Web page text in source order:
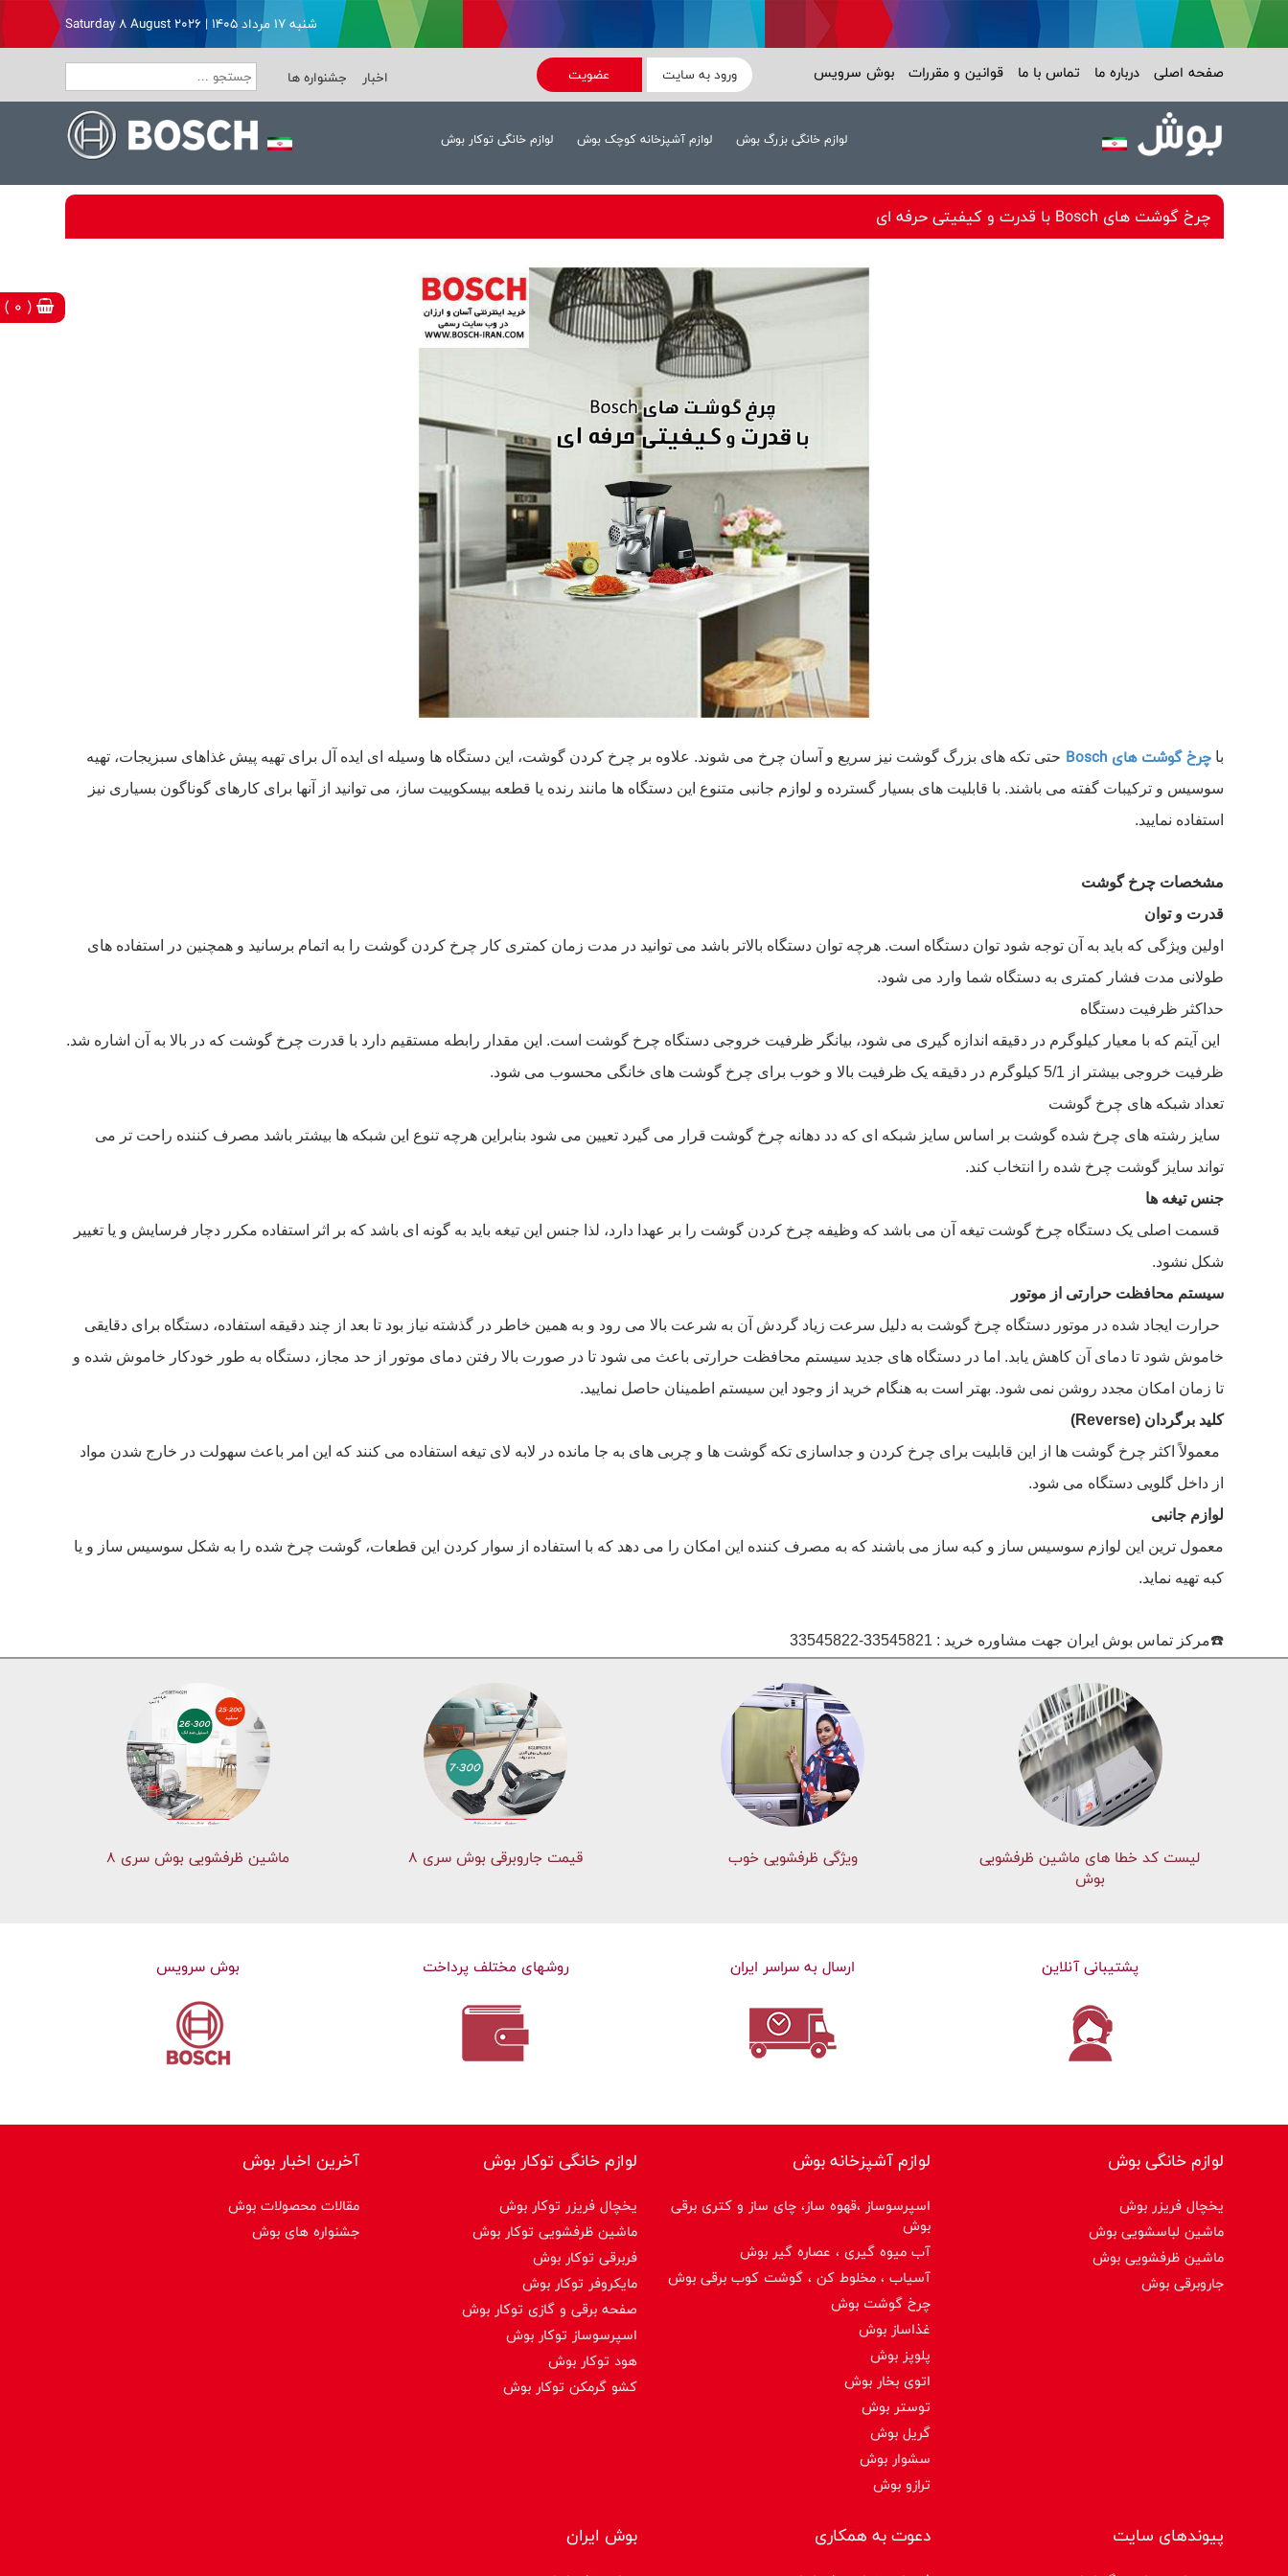
( 0 )
شنبه ۱۷ مرداد ۱۴۰۵ | Saturday 8 August 2026
صفحه اصلی درباره ما تماس با ما قوانین و مقررات بوش سرویس ورود به سایت عضویت اخبار جشنواره ها
لوازم خانگی بزرگ بوش لوازم آشپزخانه کوچک بوش لوازم خانگی توکار بوش
چرخ گوشت های Bosch با قدرت و کیفیتی حرفه‌ ای
باچرخ گوشت‌ های Bosch
حتی تکه‌ های بزرگ گوشت نیز سریع و آسان چرخ می شوند. علاوه بر چرخ کردن گوشت، این دستگاه ها وسیله ای ایده آل برای تهیه پیش غذاهای سبزیجات، تهیه
سوسیس و ترکیبات گفته می باشند. با قابلیت‌ های بسیار گسترده و لوازم جانبی متنوع این دستگاه ها مانند رنده یا قطعه بیسکوییت‌ ساز، می‌ توانید از آنها برای کارهای گوناگون بسیاری نیز
استفاده نمایید.
مشخصات چرخ گوشت
قدرت و توان
اولین ویژگی که باید به آن توجه شود توان دستگاه است. هرچه توان دستگاه بالاتر باشد می توانید در مدت زمان کمتری کار چرخ کردن گوشت را به اتمام برسانید و همچنین در استفاده های
طولانی مدت فشار کمتری به دستگاه شما وارد می شود.
حداکثر ظرفیت دستگاه
این آیتم که با معیار کیلوگرم در دقیقه اندازه گیری می شود، بیانگر ظرفیت خروجی دستگاه چرخ گوشت است. این مقدار رابطه مستقیم دارد با قدرت چرخ گوشت که در بالا به آن اشاره شد.
ظرفیت خروجی بیشتر از 5/1 کیلوگرم در دقیقه یک ظرفیت بالا و خوب برای چرخ گوشت های خانگی محسوب می شود.
تعداد شبکه های چرخ گوشت
سایز رشته های چرخ شده گوشت بر اساس سایز شبکه ای که دد دهانه چرخ گوشت قرار می گیرد تعیین می شود بنابراین هرچه تنوع این شبکه ها بیشتر باشد مصرف کننده راحت تر می
تواند سایز گوشت چرخ شده را انتخاب کند.
جنس تیغه ها
قسمت اصلی یک دستگاه چرخ گوشت تیغه آن می باشد که وظیفه چرخ کردن گوشت را بر عهدا دارد، لذا جنس این تیغه باید به گونه ای باشد که بر اثر استفاده مکرر دچار فرسایش و یا تغییر
شکل نشود.
سیستم محافظت حرارتی از موتور
حرارت ایجاد شده در موتور دستگاه چرخ گوشت به دلیل سرعت زیاد گردش آن به شرعت بالا می رود و به همین خاطر در گذشته نیاز بود تا بعد از چند دقیقه استفاده، دستگاه برای دقایقی
خاموش شود تا دمای آن کاهش یابد. اما در دستگاه های جدید سیستم محافظت حرارتی باعث می شود تا در صورت بالا رفتن دمای موتور از حد مجاز، دستگاه به طور خودکار خاموش شده و
تا زمان امکان مجدد روشن نمی شود. بهتر است به هنگام خرید از وجود این سیستم اطمینان حاصل نمایید.
کلید برگردان (Reverse)
معمولاً اکثر چرخ گوشت ها از این قابلیت برای چرخ کردن و جداسازی تکه گوشت ها و چربی های به جا مانده در لابه لای تیغه استفاده می کنند که این امر باعث سهولت در خارج شدن مواد
از داخل گلویی دستگاه می شود.
لوازم جانبی
معمول ترین این لوازم سوسیس ساز و کبه ساز می باشند که به مصرف کننده این امکان را می دهد که با استفاده از سوار کردن این قطعات، گوشت چرخ شده را به شکل سوسیس ساز و یا
کبه تهیه نماید.
☎️مرکز تماس بوش ایران جهت مشاوره خرید : 33545821-33545822
لیست کد خطا های ماشين ظرفشویی
بوش
ویژگی ظرفشویی خوب قیمت جاروبرقی بوش سری ۸ ماشین ظرفشویی بوش سری 8
پشتیبانی آنلاین ارسال به سراسر ایران روشهای مختلف پرداخت بوش سرویس
لوازم خانگی بوش
یخچال فریزر بوش
ماشین لباسشویی بوش
ماشین ظرفشویی بوش
جاروبرقی بوش
لوازم آشپزخانه بوش
اسپرسوساز ،قهوه ساز، چای ساز و کتری برقی
بوش
آب میوه گیری ، عصاره گیر بوش
آسیاب ، مخلوط کن ، گوشت کوب برقی بوش
چرخ گوشت بوش
غذاساز بوش
پلوپز بوش
اتوی بخار بوش
توستر بوش
گریل بوش
سشوار بوش
ترازو بوش
لوازم خانگی توکار بوش
یخچال فریزر توکار بوش
ماشین ظرفشویی توکار بوش
فربرقی توکار بوش
مایکروفر توکار بوش
صفحه برقی و گازی توکار بوش
اسپرسوساز توكار بوش
هود توکار بوش
کشو گرمکن توکار بوش
آخرین اخبار بوش
مقالات محصولات بوش
جشنواره های بوش
پیوندهای سایت دعوت به همکاری بوش ایران